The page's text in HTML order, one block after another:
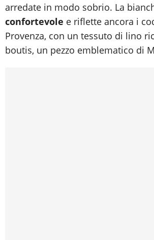
arredate in modo sobrio. La
confortevole e riflette ancora i
Provenza, con un tessuto di lino
boutis, un pezzo emblematico di